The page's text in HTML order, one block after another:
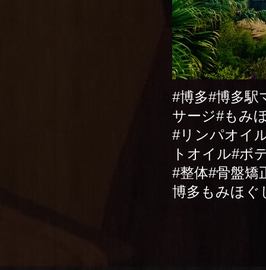
#博多#博多駅
サージ#もみ
#リンパオイ
トオイル#ボ
#整体#骨盤矯
博多もみほぐ